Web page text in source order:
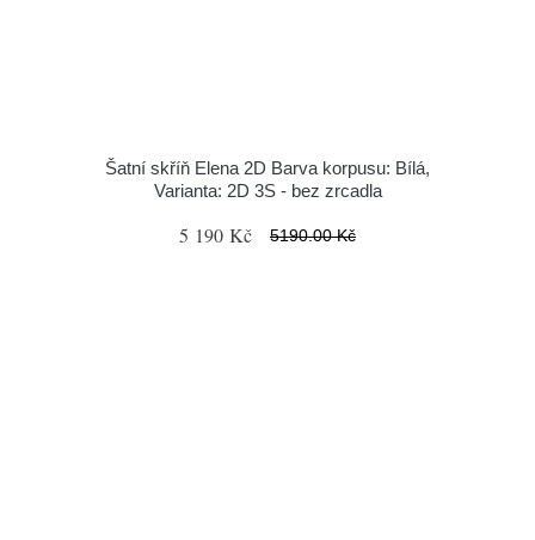
Šatní skříň Elena 2D Barva korpusu: Bílá,
Varianta: 2D 3S - bez zrcadla
5 190 Kč 5190.00 Kč